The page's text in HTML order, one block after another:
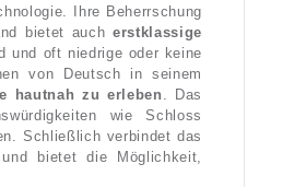
Ihre Beherrschung
bietet aucherstklassige
und oft niedrige oder keine
von Deutsch in seinem
hautnah zu erleben
. Das
wie Schloss
Schließlich verbindet das
und bietet die Möglichkeit,